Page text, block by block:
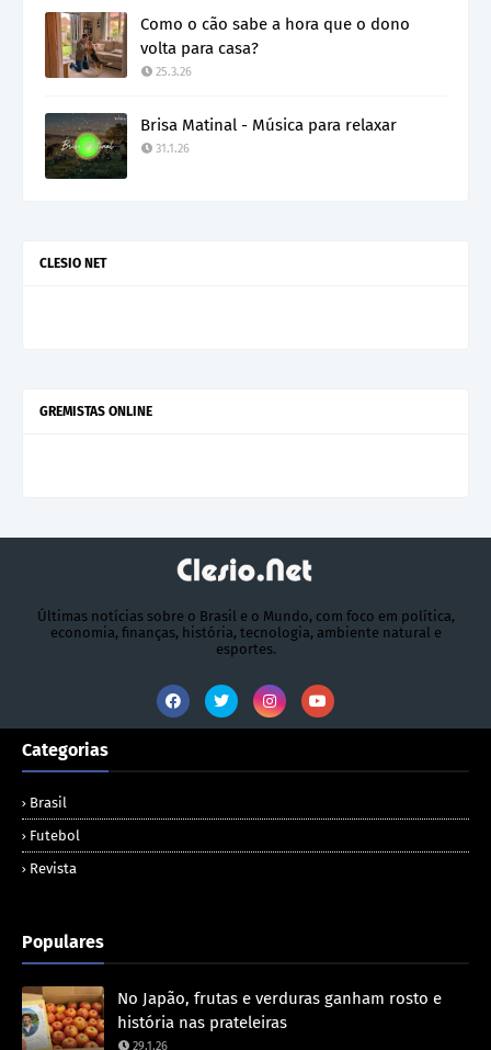
Como o cão sabe a hora que o dono
volta para casa?
25.3.26
Brisa Matinal - Música para relaxar
31.1.26
CLESIO NET
GREMISTAS ONLINE
Últimas notícias sobre o Brasil e o Mundo, com foco em política,
economia, finanças, história, tecnologia, ambiente natural e
esportes.
Categorias
Brasil
Futebol
Revista
Populares
No Japão, frutas e verduras ganham rosto e
história nas prateleiras
29.1.26